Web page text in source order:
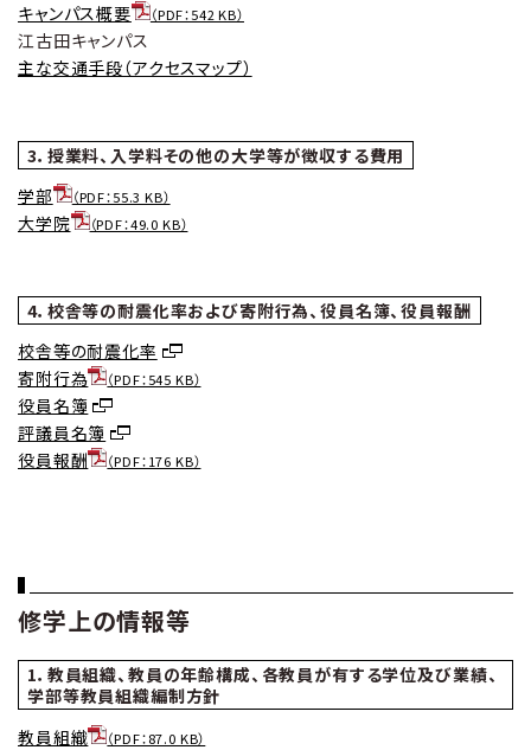
キャンパス概要
（PDF：542 KB）
江古田キャンパス
主な交通手段（アクセスマップ）
3．授業料、入学料その他の大学等が徴収する費用
学部
（PDF：55.3 KB）
大学院 （PDF：49.0 KB）
4．校舎等の耐震化率および寄附行為、役員名簿、役員報酬
校舎等の耐震化率
寄附行為
（PDF：545 KB）
役員名簿
評議員名簿
役員報酬
（PDF：176 KB）
修学上の情報等
1．教員組織、教員の年齢構成、各教員が有する学位及び業績、
学部等教員組織編制方針
教員組織
（PDF：87.0 KB）